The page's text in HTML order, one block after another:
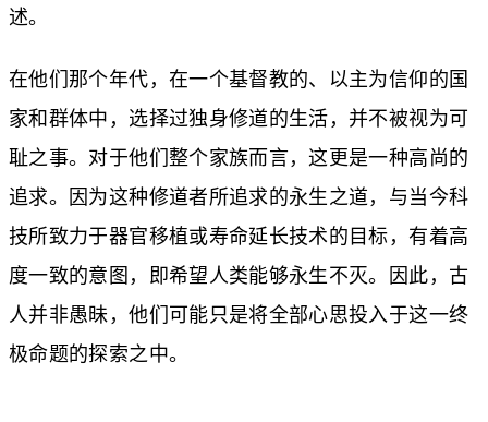
述。
在他们那个年代，在一个基督教的、以主为信仰的国
家和群体中，选择过独身修道的生活，并不被视为可
耻之事。对于他们整个家族而言，这更是一种高尚的
追求。因为这种修道者所追求的永生之道，与当今科
技所致力于器官移植或寿命延长技术的目标，有着高
度一致的意图，即希望人类能够永生不灭。因此，古
人并非愚昧，他们可能只是将全部心思投入于这一终
极命题的探索之中。